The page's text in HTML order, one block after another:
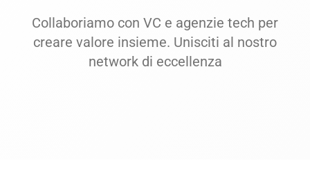
Collaboriamo con VC e agenzie tech per
creare valore insieme. Unisciti al nostro
network di eccellenza